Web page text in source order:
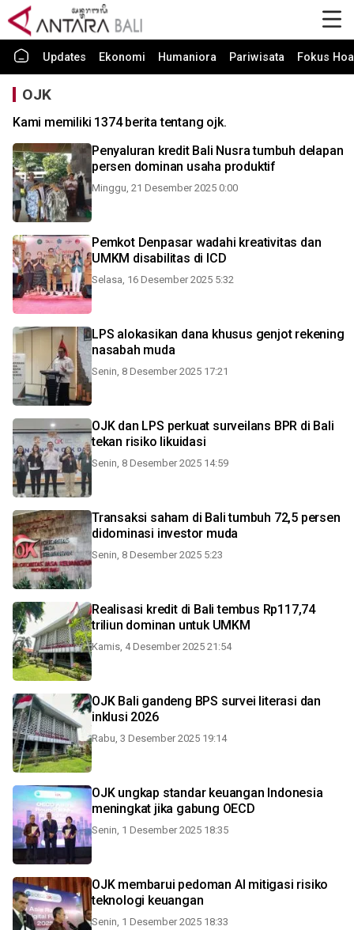
Updates Ekonomi Humaniora Pariwisata Fokus
OJK
Kami memiliki 1374 berita tentang ojk.
Penyaluran kredit Bali Nusra tumbuh delapan
persen dominan usaha produktif
Minggu, 21 Desember 2025 0:00
Pemkot Denpasar wadahi kreativitas dan
UMKM disabilitas di ICD
Selasa, 16 Desember 2025 5:32
LPS alokasikan dana khusus genjot rekening
nasabah muda
Senin, 8 Desember 2025 17:21
OJK dan LPS perkuat surveilans BPR di Bali
tekan risiko likuidasi
Senin, 8 Desember 2025 14:59
Transaksi saham di Bali tumbuh 72,5 persen
didominasi investor muda
Senin, 8 Desember 2025 5:23
Realisasi kredit di Bali tembus Rp117,74
triliun dominan untuk UMKM
Kamis, 4 Desember 2025 21:54
OJK Bali gandeng BPS survei literasi dan
inklusi 2026
Rabu, 3 Desember 2025 19:14
OJK ungkap standar keuangan Indonesia
meningkat jika gabung OECD
Senin, 1 Desember 2025 18:35
OJK membarui pedoman AI mitigasi risiko
teknologi keuangan
Senin, 1 Desember 2025 18:33